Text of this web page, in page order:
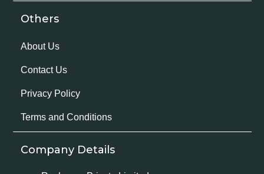
Others
About Us
Contact Us
Privacy Policy
Terms and Conditions
Company Details